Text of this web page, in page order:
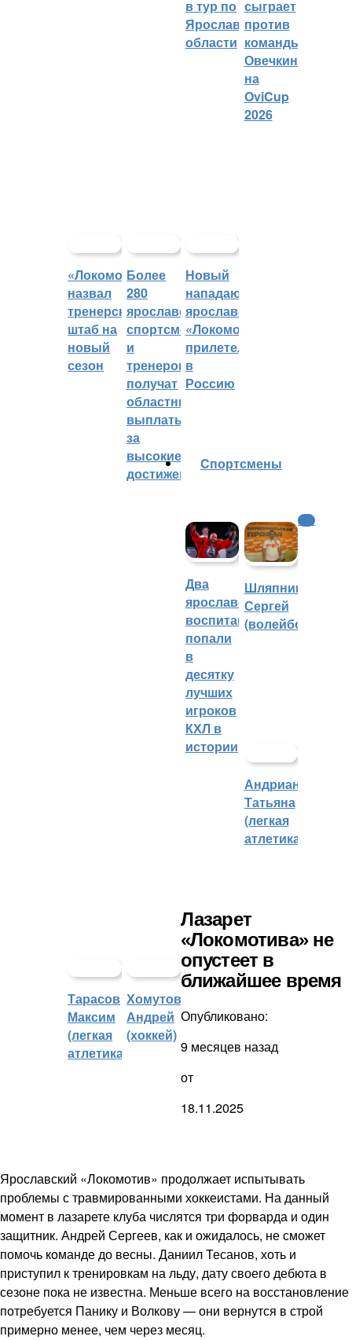
в тур по
Ярославской
области
сыграет
против
команды
Овечкина
на
OviCup
2026
«Локомотив»
назвал
тренерский
штаб на
новый
сезон
Более
280
ярославских
спортсменов
и
тренеров
получат
областные
выплаты
за
высокие
достижения
Новый
нападающий
ярославского
«Локомотива»
прилетел
в
Россию
Cпортсмены
Два
ярославских
воспитанника
попали
в
десятку
лучших
игроков
КХЛ в
истории
Шляпников
Сергей
(волейбол)
Андрианова
Татьяна
(легкая
атлетика)
Тарасов
Максим
(легкая
атлетика)
Хомутов
Андрей
(хоккей)
КХЛ
Лазарет
«Локомотива» не
опустеет в
ближайшее время
Опубликовано:
9 месяцев назад
от
18.11.2025
Ярославский «Локомотив» продолжает испытывать
проблемы с травмированными хоккеистами. На данный
момент в лазарете клуба числятся три форварда и один
защитник. Андрей Сергеев, как и ожидалось, не сможет
помочь команде до весны. Даниил Тесанов, хоть и
приступил к тренировкам на льду, дату своего дебюта в
сезоне пока не известна. Меньше всего на восстановление
потребуется Панику и Волкову — они вернутся в строй
примерно менее, чем через месяц.